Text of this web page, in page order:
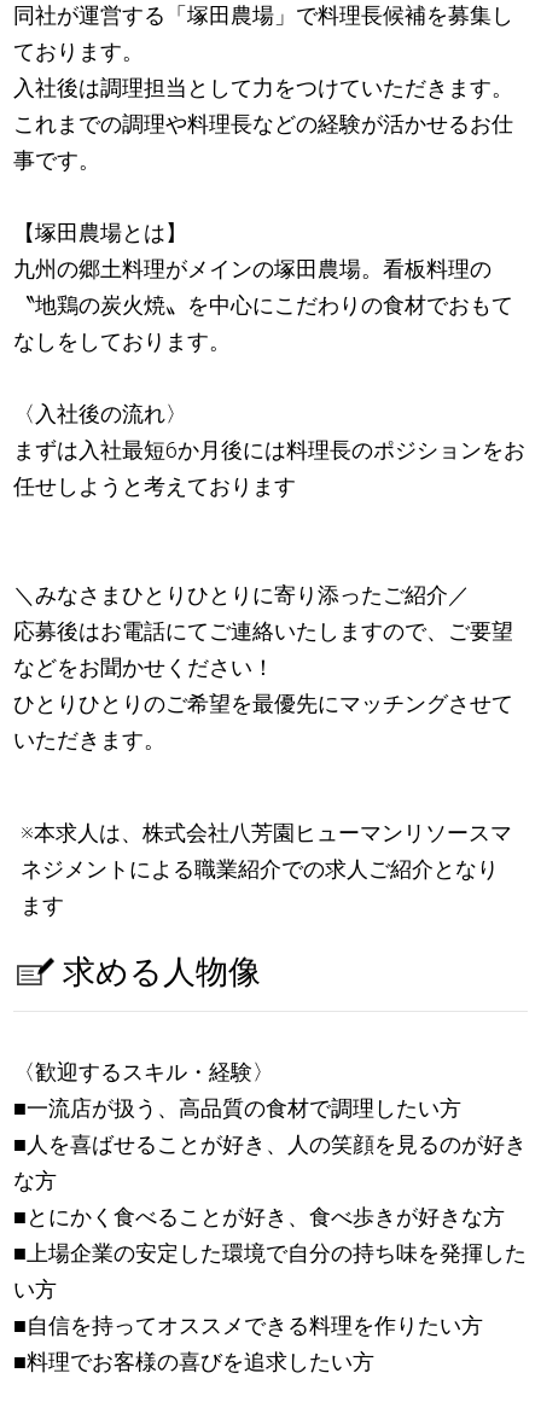
同社が運営する「塚田農場」で料理長候補を募集し
ております。
入社後は調理担当として力をつけていただきます。
これまでの調理や料理長などの経験が活かせるお仕
事です。
【塚田農場とは】
九州の郷土料理がメインの塚田農場。看板料理の
〝地鶏の炭火焼〟を中心にこだわりの食材でおもて
なしをしております。
〈入社後の流れ〉
まずは入社最短6か月後には料理長のポジションをお
任せしようと考えております
＼みなさまひとりひとりに寄り添ったご紹介／
応募後はお電話にてご連絡いたしますので、ご要望
などをお聞かせください！
ひとりひとりのご希望を最優先にマッチングさせて
いただきます。
※本求人は、株式会社八芳園ヒューマンリソースマ
ネジメントによる職業紹介での求人ご紹介となり
ます
求める人物像
〈歓迎するスキル・経験〉
■一流店が扱う、高品質の食材で調理したい方
■人を喜ばせることが好き、人の笑顔を見るのが好き
な方
■とにかく食べることが好き、食べ歩きが好きな方
■上場企業の安定した環境で自分の持ち味を発揮した
い方
■自信を持ってオススメできる料理を作りたい方
■料理でお客様の喜びを追求したい方